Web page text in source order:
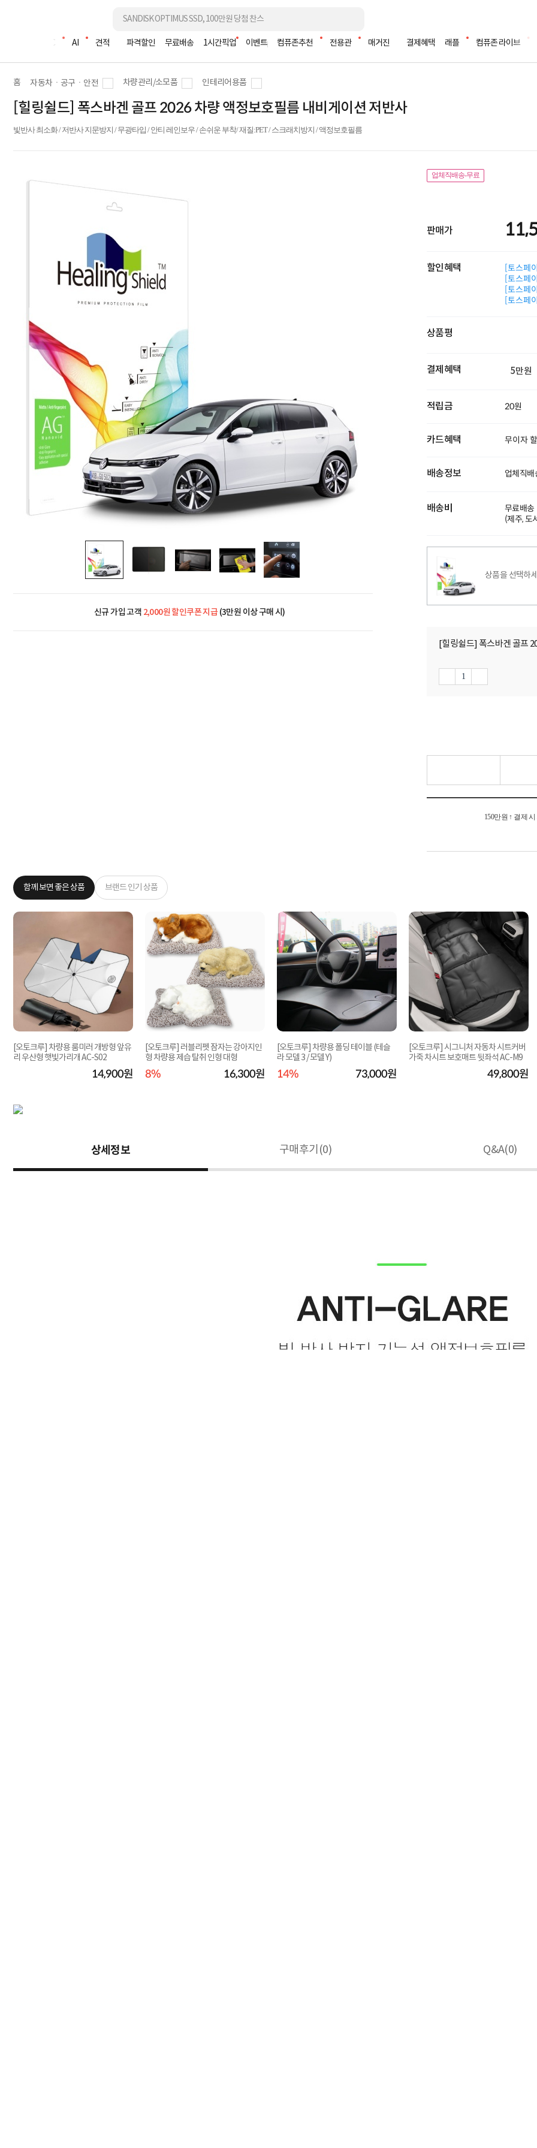
조립PC AI 견적 파격할인 무료배송 1시간픽업 이벤트 컴퓨존추천 전용관 매거진 결제혜택 래플 컴퓨존 라이브
홈 자동차ㆍ공구ㆍ안전 차량관리/소모품 인테리어용품
[힐링쉴드] 폭스바겐 골프 2026 차량 액정보호필름 내비게이션 저반사
빛반사 최소화 / 저반사 지문방지 / 무광타입 / 안티 레인보우 / 손쉬운 부착/ 재질:PET / 스크래치방지 / 액정보호필름
신규 가입 고객 2,000원 할인쿠폰 지급(3만원 이상 구매 시)
업체직배송-무료
판매가
할인혜택
[토스페
[토스페
[토스페
[토스페
상품평
결제혜택 5만원
적립금 20원
카드혜택 무이자
배송정보 업체직배
배송비
무료배송
(제주, 도
상품을 선택하
[힐링쉴드] 폭스바겐 골프
150만원 ↑ 결제
함께 보면 좋은 상품 브랜드 인기 상품
[오토크루] 차량용 룸미러 개방형 앞유
리 우산형 햇빛가리개 AC-S02
14,900원
[오토크루] 러블리펫 잠자는 강아지인
형 차량용 제습 탈취 인형 대형
8% 16,300원
[오토크루] 차량용 폴딩 테이블 (테슬
라 모델 3 / 모델 Y)
14% 73,000원
[오토크루] 시그니처 자동차 시트커버
가죽 차시트 보호매트 뒷좌석 AC-M9
49,800원
상세정보 구매후기(0) Q&A(0)